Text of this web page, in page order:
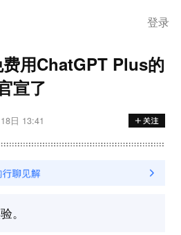
登录
用ChatGPT Plus的
宣了
日 13:41
。